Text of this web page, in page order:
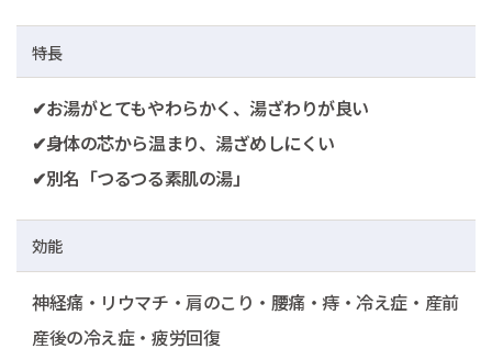
特長
✔お湯がとてもやわらかく、湯ざわりが良い
✔身体の芯から温まり、湯ざめしにくい
✔別名「つるつる素肌の湯」
効能
神経痛・リウマチ・肩のこり・腰痛・痔・冷え症・産前
産後の冷え症・疲労回復